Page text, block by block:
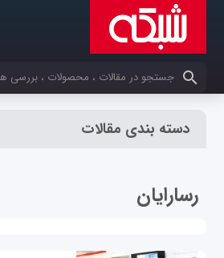
کلمات کلیدی خود را وارد کنید
دسته بندی مقالات
رسارایان